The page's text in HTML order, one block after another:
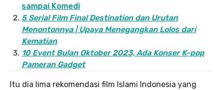
sampai Komedi
5 Serial Film Final Destination dan Urutan
Menontonnya | Upaya Menegangkan Lolos dari
Kematian
10 Event Bulan Oktober 2023, Ada Konser K-pop
Pameran Gadget
Itu dia lima rekomendasi film Islami Indonesia yang